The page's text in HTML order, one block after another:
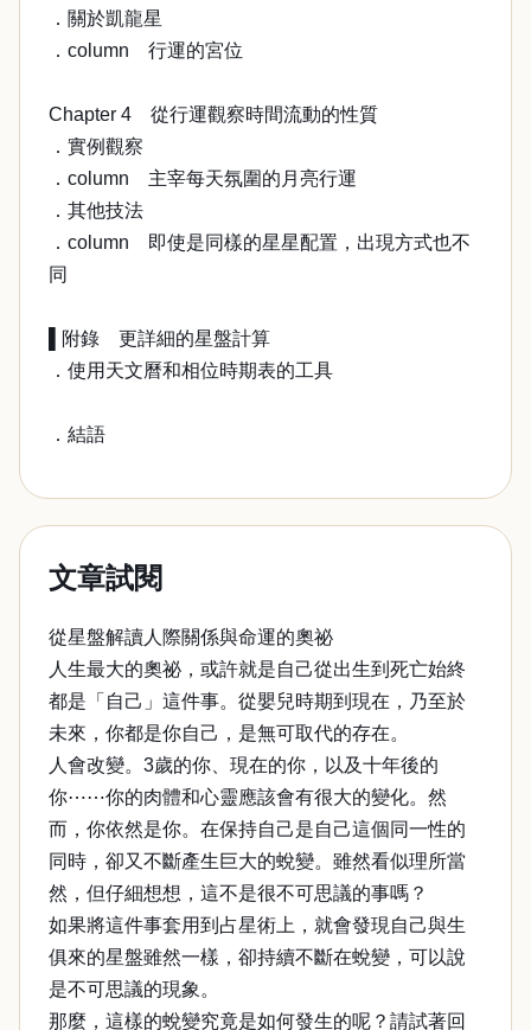
．關於凱龍星
．column 行運的宮位
Chapter 4 從行運觀察時間流動的性質
．實例觀察
．column 主宰每天氛圍的月亮行運
．其他技法
．column 即使是同樣的星星配置，出現方式也不
同
▌附錄 更詳細的星盤計算
．使用天文曆和相位時期表的工具
．結語
文章試閱
從星盤解讀人際關係與命運的奧祕
人生最大的奧祕，或許就是自己從出生到死亡始終
都是「自己」這件事。從嬰兒時期到現在，乃至於
未來，你都是你自己，是無可取代的存在。
人會改變。3歲的你、現在的你，以及十年後的
你⋯⋯你的肉體和心靈應該會有很大的變化。然
而，你依然是你。在保持自己是自己這個同一性的
同時，卻又不斷產生巨大的蛻變。雖然看似理所當
然，但仔細想想，這不是很不可思議的事嗎？
如果將這件事套用到占星術上，就會發現自己與生
俱來的星盤雖然一樣，卻持續不斷在蛻變，可以說
是不可思議的現象。
那麼，這樣的蛻變究竟是如何發生的呢？請試著回